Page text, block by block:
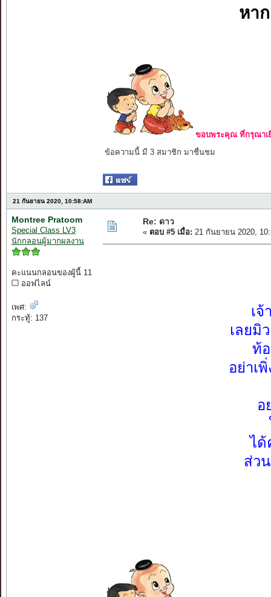
หา
ขอบพระคุณ ที่กรุณาเ
ข้อความนี้ มี 3 สมาชิก มาชื่นชม
21 กันยายน 2020, 10:58:AM
Montree Pratoom
Special Class LV3
นักกลอนผู้มากผลงาน
คะแนนกลอนของผู้นี้ 11
ออฟไลน์
เพศ:
กระทู้: 137
Re: ดาว
« ตอบ #5 เมื่อ: 21 กันยายน 2020,
เ
เลยมิ
ท้
อย่าเ
อ
ได้
ส่ว